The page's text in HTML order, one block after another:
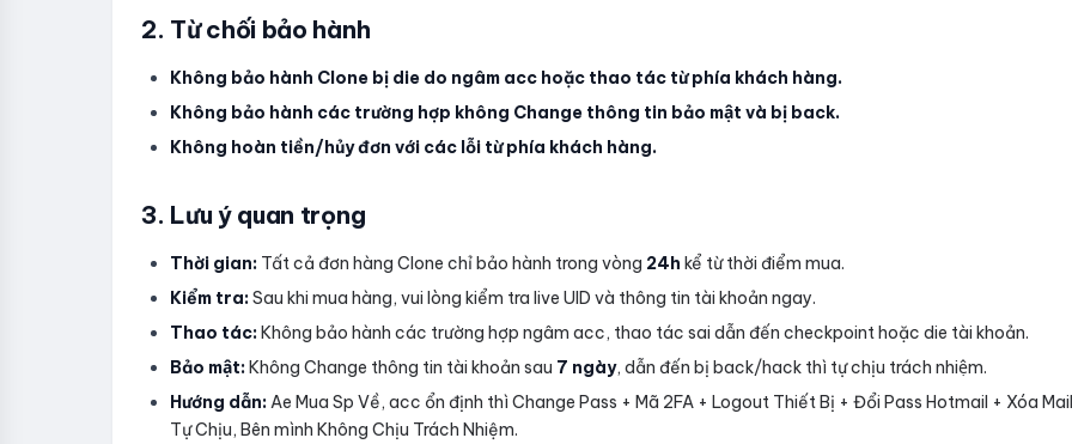
2. Từ chối bảo hành
Không bảo hành Clone bị die do ngâm acc hoặc thao tác từ phía khách hàng.
Không bảo hành các trường hợp không Change thông tin bảo mật và bị back.
Không hoàn tiền/hủy đơn với các lỗi từ phía khách hàng.
3. Lưu ý quan trọng
Thời gian: Tất cả đơn hàng Clone chỉ bảo hành trong vòng 24h kể từ thời điểm mua.
Kiểm tra:Sau khi mua hàng, vui lòng kiểm tra live UID và thông tin tài khoản ngay.
Thao tác:Không bảo hành các trường hợp ngâm acc, thao tác sai dẫn đến checkpoint hoặc die tài khoản.
Bảo mật:Không Change thông tin tài khoản sau 7 ngày, dẫn đến bị back/hack thì tự chịu trách nhiệm.
Hướng dẫn:Ae Mua Sp Về, acc ổn định thì Change Pass + Mã 2FA + Logout Thiết Bị + Đổi Pass Hotmail + Xóa
Tự Chịu, Bên mình Không Chịu Trách Nhiệm.